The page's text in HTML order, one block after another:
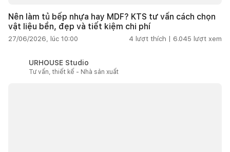
Nên làm tủ bếp nhựa hay MDF? KTS tư vấn cách chọn
vật liệu bền, đẹp và tiết kiệm chi phí
27/06/2026, lúc 10:00 4 lượt thích | 6.045 lượt xem
URHOUSE Studio
Tư vấn, thiết kế - Nhà sản xuất